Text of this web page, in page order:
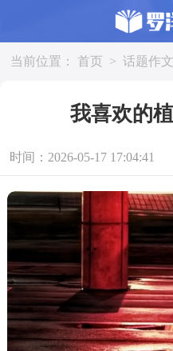
当前位置： 首页 > 话题作文
我喜欢的
时间：2026-05-17 17:04:41